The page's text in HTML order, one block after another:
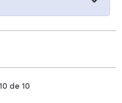
de 10